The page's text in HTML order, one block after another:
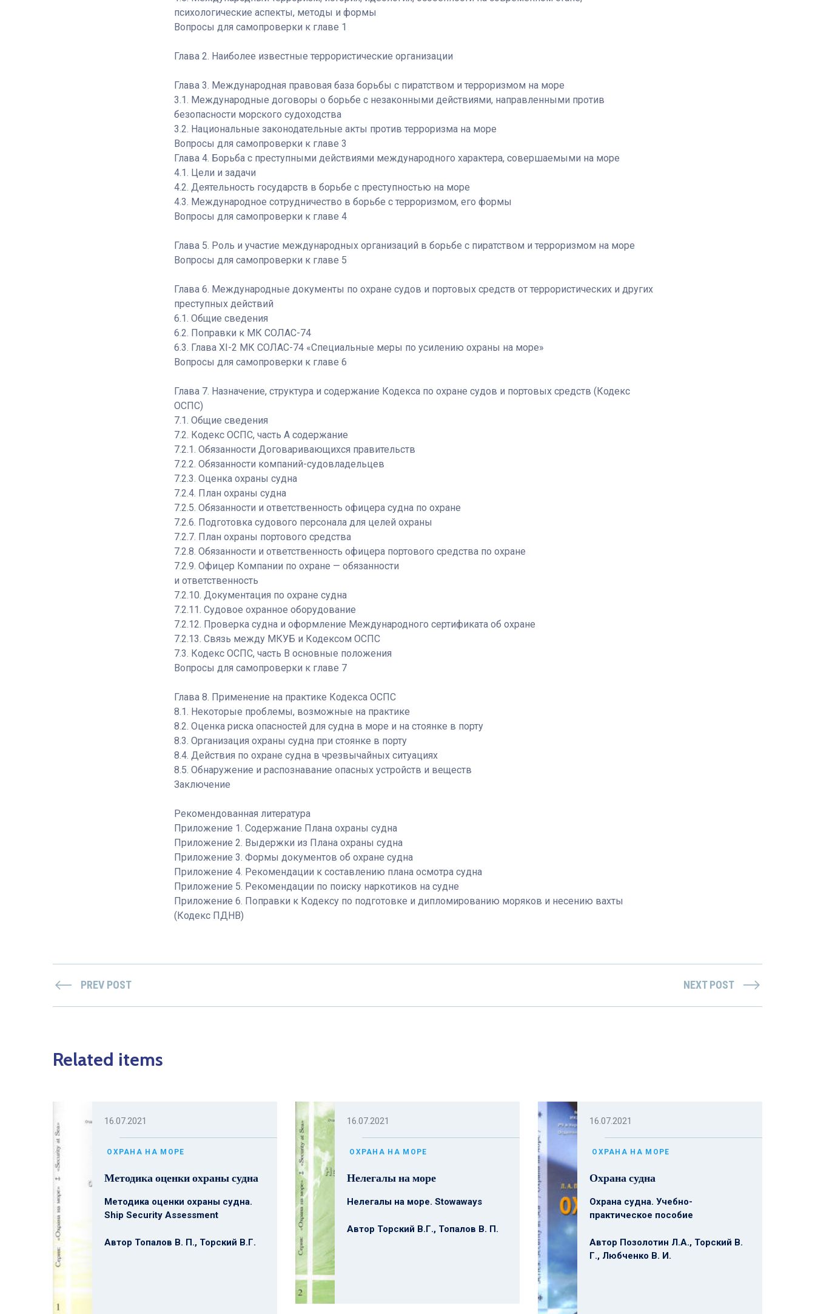
психологические аспекты, методы и формы
Вопросы для самопроверки к главе 1
Глава 2. Наиболее известные террористические организации
Глава 3. Международная правовая база борьбы с пиратством и терроризмом на море
3.1. Международные договоры о борьбе с незаконными действиями, направленными против
безопасности морского судоходства
3.2. Национальные законодательные акты против терроризма на море
Вопросы для самопроверки к главе 3
Глава 4. Борьба с преступными действиями международного характера, совершаемыми на море
4.1. Цели и задачи
4.2. Деятельность государств в борьбе с преступностью на море
4.3. Международное сотрудничество в борьбе с терроризмом, его формы
Вопросы для самопроверки к главе 4
Глава 5. Роль и участие международных организаций в борьбе с пиратством и терроризмом на море
Вопросы для самопроверки к главе 5
Глава 6. Международные документы по охране судов и портовых средств от террористических и других
преступных действий
6.1. Общие сведения
6.2. Поправки к МК СОЛАС-74
6.3. Глава XI-2 МК СОЛАС-74 «Специальные меры по усилению охраны на море»
Вопросы для самопроверки к главе 6
Глава 7. Назначение, структура и содержание Кодекса по охране судов и портовых средств (Кодекс
ОСПС)
7.1. Общие сведения
7.2. Кодекс ОСПС, часть А содержание
7.2.1. Обязанности Договаривающихся правительств
7.2.2. Обязанности компаний-судовладельцев
7.2.3. Оценка охраны судна
7.2.4. План охраны судна
7.2.5. Обязанности и ответственность офицера судна по охране
7.2.6. Подготовка судового персонала для целей охраны
7.2.7. План охраны портового средства
7.2.8. Обязанности и ответственность офицера портового средства по охране
7.2.9. Офицер Компании по охране — обязанности
и ответственность
7.2.10. Документация по охране судна
7.2.11. Судовое охранное оборудование
7.2.12. Проверка судна и оформление Международного сертификата об охране
7.2.13. Связь между МКУБ и Кодексом ОСПС
7.3. Кодекс ОСПС, часть В основные положения
Вопросы для самопроверки к главе 7
Глава 8. Применение на практике Кодекса ОСПС
8.1. Некоторые проблемы, возможные на практике
8.2. Оценка риска опасностей для судна в море и на стоянке в порту
8.3. Организация охраны судна при стоянке в порту
8.4. Действия по охране судна в чрезвычайных ситуациях
8.5. Обнаружение и распознавание опасных устройств и веществ
Заключение
Рекомендованная литература
Приложение 1. Содержание Плана охраны судна
Приложение 2. Выдержки из Плана охраны судна
Приложение 3. Формы документов об охране судна
Приложение 4. Рекомендации к составлению плана осмотра судна
Приложение 5. Рекомендации по поиску наркотиков на судне
Приложение 6. Поправки к Кодексу по подготовке и дипломированию моряков и несению вахты
(Кодекс ПДНВ)
PREV POST NEXT POST
Related items
16.07.2021
ОХРАНА НА МОРЕ
Методика оценки охраны судна
Методика оценки охраны судна.
Ship Security Assessment
Автор Топалов В. П., Торский В.Г.
16.07.2021
ОХРАНА НА МОРЕ
Нелегалы на море
Нелегалы на море. Stowaways
Автор Торский В.Г., Топалов В. П.
16.07.2021
ОХРАНА НА МОРЕ
Охрана судна
Охрана судна. Учебно-
практическое пособие
Автор Позолотин Л.А., Торский В.
Г., Любченко В. И.